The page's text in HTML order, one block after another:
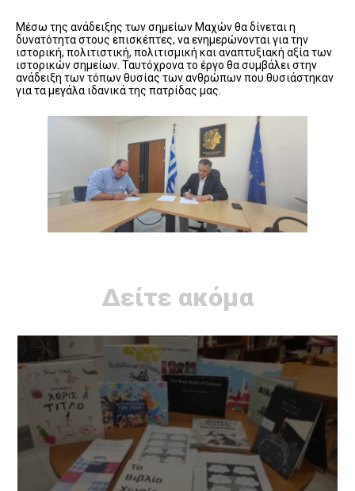
Μέσω της ανάδειξης των σημείων Μαχών θα δίνεται η
δυνατότητα στους επισκέπτες, να ενημερώνονται για την
ιστορική, πολιτιστική, πολιτισμική και αναπτυξιακή αξία των
ιστορικών σημείων. Ταυτόχρονα το έργο θα συμβάλει στην
ανάδειξη των τόπων θυσίας των ανθρώπων που θυσιάστηκαν
για τα μεγάλα ιδανικά της πατρίδας μας.
Δείτε ακόμα